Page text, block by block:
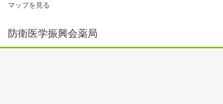
マップを見る
防衛医学振興会薬局